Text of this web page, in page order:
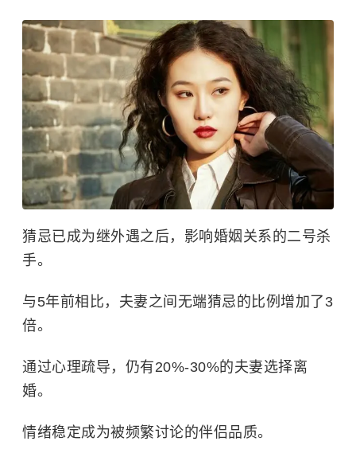
猜忌已成为继外遇之后，影响婚姻关系的二号杀
手。
与5年前相比，夫妻之间无端猜忌的比例增加了3
倍。
通过心理疏导，仍有20%-30%的夫妻选择离
婚。
情绪稳定成为被频繁讨论的伴侣品质。